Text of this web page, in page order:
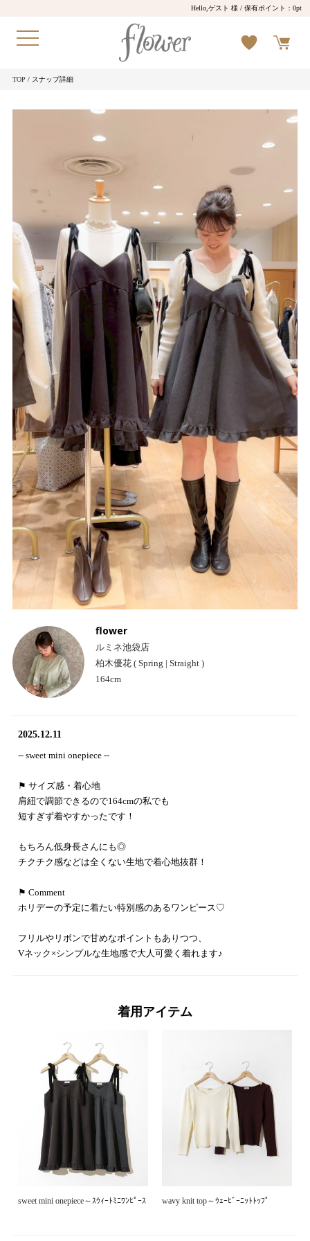
Hello,ゲスト 様 / 保有ポイント：0pt
TOP / スナップ詳細
flower
ルミネ池袋店
柏木優花 ( Spring | Straight )
164cm
2025.12.11
-- sweet mini onepiece --
⚑ サイズ感・着心地
肩紐で調節できるので164cmの私でも
短すぎず着やすかったです！
もちろん低身長さんにも◎
チクチク感などは全くない生地で着心地抜群！
⚑ Comment
ホリデーの予定に着たい特別感のあるワンピース♡
フリルやリボンで甘めなポイントもありつつ、
Vネック×シンプルな生地感で大人可愛く着れます♪
着用アイテム
sweet mini onepiece～ｽｳｨｰﾄﾐﾆﾜﾝﾋﾟｰｽ wavy knit top～ｳｪｰﾋﾞｰﾆｯﾄﾄｯﾌﾟ